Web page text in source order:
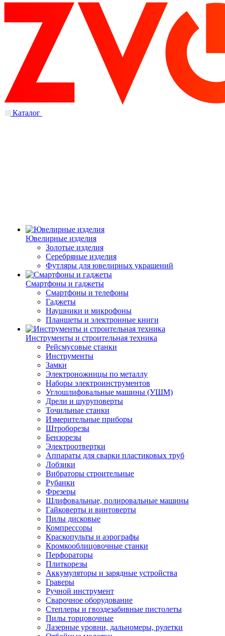
Каталог
Ювелирные изделия
Золотые изделия
Серебряные изделия
Футляры для ювелирных украшений
Смартфоны и гаджеты
Смартфоны и телефоны
Гаджеты
Наушники и микрофоны
Планшеты и электронные книги
Инструменты и строительная техника
Рейсмусовые станки
Инструменты
Замки
Электроножницы по металлу
Наборы электроинструментов
Углошлифовальные машины (УШМ)
Дрели и шуруповерты
Точильные станки
Измерительные приборы
Штроборезы
Бензорезы
Электроотвертки
Аппараты для сварки пластиковых труб
Лобзики
Вибраторы строительные
Рубанки
Фрезеры
Шлифовальные, полировальные машины
Гайковерты и винтоверты
Пилы дисковые
Компрессоры
Краскопульты и аэрографы
Кромкооблицовочные станки
Перфораторы
Плиткорезы
Аккумуляторы и зарядные устройства
Граверы
Ручной инструмент
Сварочное оборудование
Степлеры и гвоздезабивные пистолеты
Пилы торцовочные
Лазерные уровни, дальномеры, рулетки